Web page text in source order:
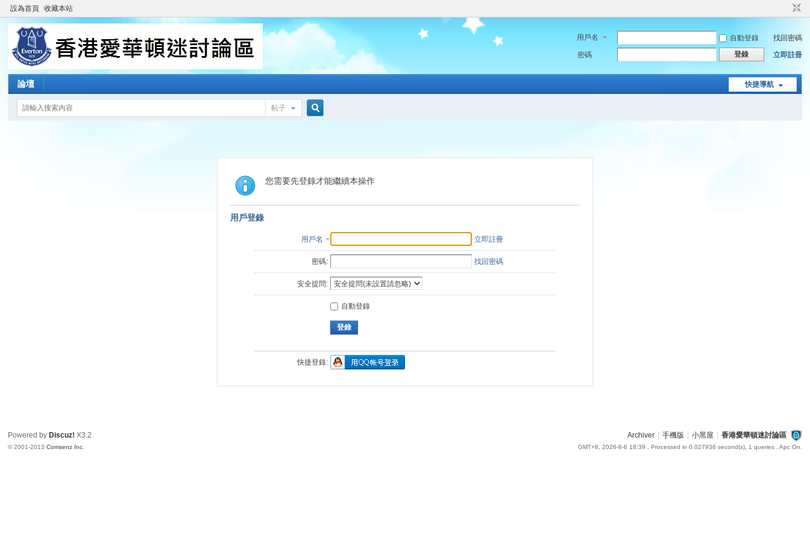
設為首頁 收藏本站
用戶名 自動登錄
找回密碼
密碼
登錄 立即註冊
快捷導航
論壇
帖子
索
您需要先登錄才能繼續本操作
用戶登錄
用戶名 立即註冊
密碼: 找回密碼
安全提問:
自動登錄
登錄
快捷登錄:
Archiver 手機版 小黑屋 香港愛華頓迷討論區
GMT+8, 2026-8-6 18:39 , Processed in 0.027936 second(s), 1 queries , Apc On.
Powered by Discuz! X3.2
© 2001-2013Comsenz Inc.